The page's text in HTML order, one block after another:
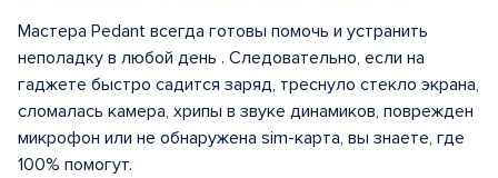
Мастера Pedant всегда готовы помочь и устранить
неполадку в любой день . Следовательно, если на
гаджете быстро садится заряд, треснуло стекло экрана,
сломалась камера, хрипы в звуке динамиков, поврежден
микрофон или не обнаружена sim-карта, вы знаете, где
100% помогут.